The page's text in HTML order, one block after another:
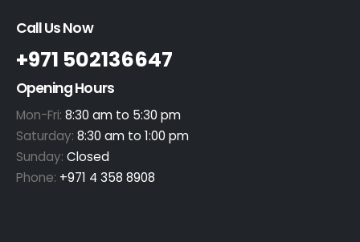
Call Us Now
+971 502136647
Opening Hours
Mon-Fri: 8:30 am to 5:30 pm
Saturday: 8:30 am to 1:00 pm
Sunday: Closed
Phone: +971 4 358 8908